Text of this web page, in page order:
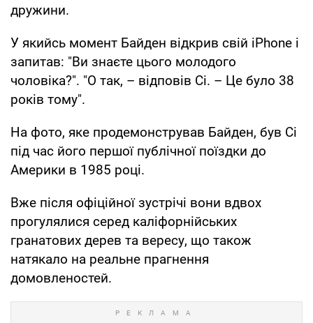
дружини.
У якийсь момент Байден відкрив свій iPhone і
запитав: "Ви знаєте цього молодого
чоловіка?". "О так, – відповів Сі. – Це було 38
років тому".
На фото, яке продемонстрував Байден, був Сі
під час його першої публічної поїздки до
Америки в 1985 році.
Вже після офіційної зустрічі вони вдвох
прогулялися серед каліфорнійських
гранатових дерев та вересу, що також
натякало на реальне прагнення
домовленостей.